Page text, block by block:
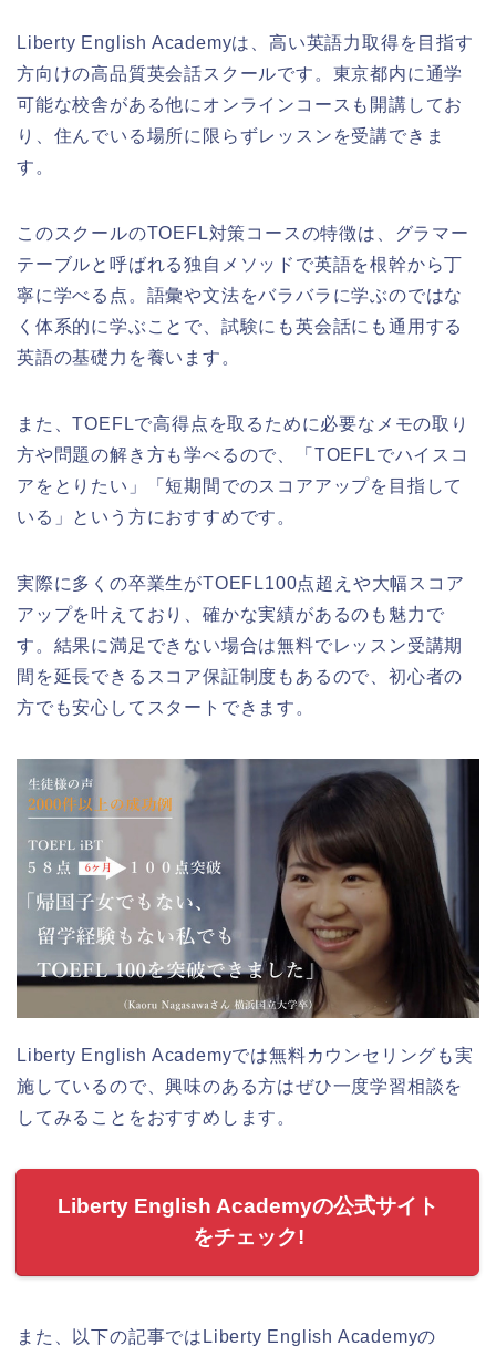
Liberty English Academyは、高い英語力取得を目指す
方向けの高品質英会話スクールです。東京都内に通学
可能な校舎がある他にオンラインコースも開講してお
り、住んでいる場所に限らずレッスンを受講できま
す。
このスクールのTOEFL対策コースの特徴は、グラマー
テーブルと呼ばれる独自メソッドで英語を根幹から丁
寧に学べる点。語彙や文法をバラバラに学ぶのではな
く体系的に学ぶことで、試験にも英会話にも通用する
英語の基礎力を養います。
また、TOEFLで高得点を取るために必要なメモの取り
方や問題の解き方も学べるので、「TOEFLでハイスコ
アをとりたい」「短期間でのスコアアップを目指して
いる」という方におすすめです。
実際に多くの卒業生がTOEFL100点超えや大幅スコア
アップを叶えており、確かな実績があるのも魅力で
す。結果に満足できない場合は無料でレッスン受講期
間を延長できるスコア保証制度もあるので、初心者の
方でも安心してスタートできます。
Liberty English Academyでは無料カウンセリングも実
施しているので、興味のある方はぜひ一度学習相談を
してみることをおすすめします。
Liberty English Academyの公式サイト
をチェック!
また、以下の記事ではLiberty English Academyの